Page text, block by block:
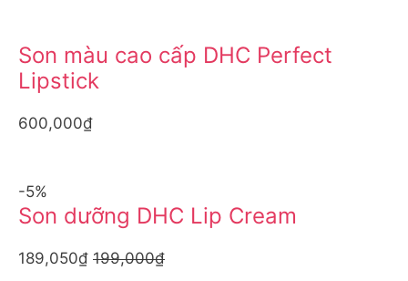
Son màu cao cấp DHC Perfect
Lipstick
600,000₫
-5%
Son dưỡng DHC Lip Cream
189,050₫ 199,000₫